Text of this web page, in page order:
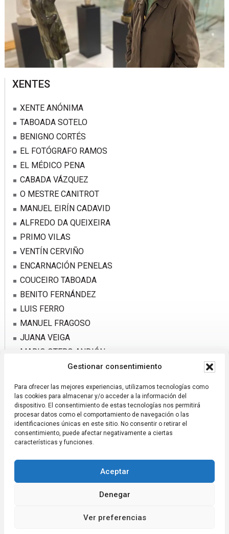
Gestionar consentimiento
Para ofrecer las mejores experiencias, utilizamos tecnologías como
las cookies para almacenar y/o acceder a la información del
dispositivo. El consentimiento de estas tecnologías nos permitirá
procesar datos como el comportamiento de navegación o las
identificaciones únicas en este sitio. No consentir o retirar el
consentimiento, puede afectar negativamente a ciertas
características y funciones.
Aceptar
Denegar
Ver preferencias
sidebar
XENTES
XENTE ANÓNIMA
TABOADA SOTELO
BENIGNO CORTÉS
EL FOTÓGRAFO RAMOS
EL MÉDICO PENA
CABADA VÁZQUEZ
O MESTRE CANITROT
MANUEL EIRÍN CADAVID
ALFREDO DA QUEIXEIRA
PRIMO VILAS
VENTÍN CERVIÑO
ENCARNACIÓN PENELAS
COUCEIRO TABOADA
BENITO FERNÁNDEZ
LUIS FERRO
MANUEL FRAGOSO
JUANA VEIGA
MARIO OTERO ANDIÓN
SUSI TAFALLA
IRMÁNS CONSTENLA
Páxina xestionada pola Asociación Codeseda Viva
CAMIÑO DE IGNACIO TAVERNEIRO
Asociación Codeseda Viva - A Estrada - Pontevedra - Galicia -------------